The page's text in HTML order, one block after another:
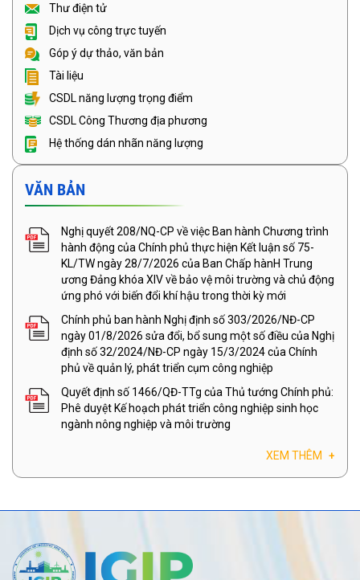
Thư điện tử
Dịch vụ công trực tuyến
Góp ý dự thảo, văn bản
Tài liệu
CSDL năng lượng trọng điểm
CSDL Công Thương địa phương
Hệ thống dán nhãn năng lượng
VĂN BẢN
Nghị quyết 208/NQ-CP về việc Ban hành Chương trình
hành động của Chính phủ thực hiện Kết luận số 75-
KL/TW ngày 28/7/2026 của Ban Chấp hànH Trung
ương Đảng khóa XIV về bảo vệ môi trường và chủ động
ứng phó với biến đổi khí hậu trong thời kỳ mới
Chính phủ ban hành Nghị định số 303/2026/NĐ-CP
ngày 01/8/2026 sửa đổi, bổ sung một số điều của Nghị
định số 32/2024/NĐ-CP ngày 15/3/2024 của Chính
phủ về quản lý, phát triển cụm công nghiệp
Quyết định số 1466/QĐ-TTg của Thủ tướng Chính phủ:
Phê duyệt Kế hoạch phát triển công nghiệp sinh học
ngành nông nghiệp và môi trường
XEM THÊM +